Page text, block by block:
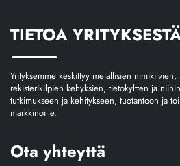
TIETOA
Yrityksemme keskittyy metallisien
rekisterikilpien kehyksien, tietokyltten ja
tutkimukseen ja kehitykseen, tuotantoon ja
markkinoille.
Ota yhteyttä